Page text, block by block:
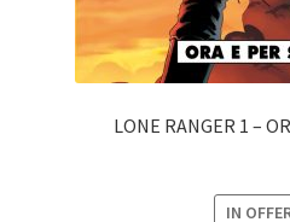
LONE RANGER 1 –
IN